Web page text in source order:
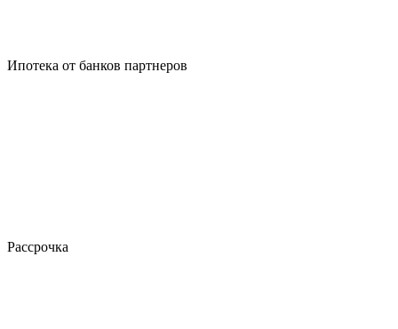
Ипотека от банков партнеров
Рассрочка